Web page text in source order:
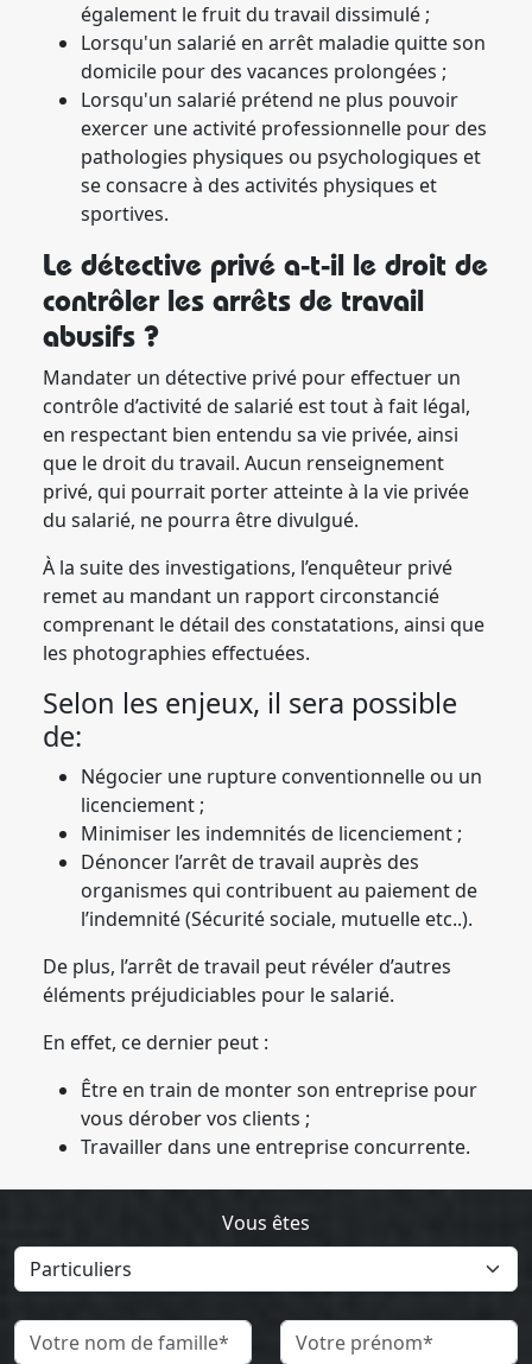
également le fruit du travail dissimulé ;
Lorsqu'un salarié en arrêt maladie quitte son
domicile pour des vacances prolongées ;
Lorsqu'un salarié prétend ne plus pouvoir
exercer une activité professionnelle pour des
pathologies physiques ou psychologiques et
se consacre à des activités physiques et
sportives.
Le détective privé a-t-il le droit de
contrôler les arrêts de travail
abusifs ?
Mandater un détective privé pour effectuer un
contrôle d’activité de salarié est tout à fait légal,
en respectant bien entendu sa vie privée, ainsi
que le droit du travail. Aucun renseignement
privé, qui pourrait porter atteinte à la vie privée
du salarié, ne pourra être divulgué.
À la suite des investigations, l’enquêteur privé
remet au mandant un rapport circonstancié
comprenant le détail des constatations, ainsi que
les photographies effectuées.
Selon les enjeux, il sera possible
de:
Négocier une rupture conventionnelle ou un
licenciement ;
Minimiser les indemnités de licenciement ;
Dénoncer l’arrêt de travail auprès des
organismes qui contribuent au paiement de
l’indemnité (Sécurité sociale, mutuelle etc..).
De plus, l’arrêt de travail peut révéler d’autres
éléments préjudiciables pour le salarié.
En effet, ce dernier peut :
Être en train de monter son entreprise pour
vous dérober vos clients ;
Travailler dans une entreprise concurrente.
Vous êtes